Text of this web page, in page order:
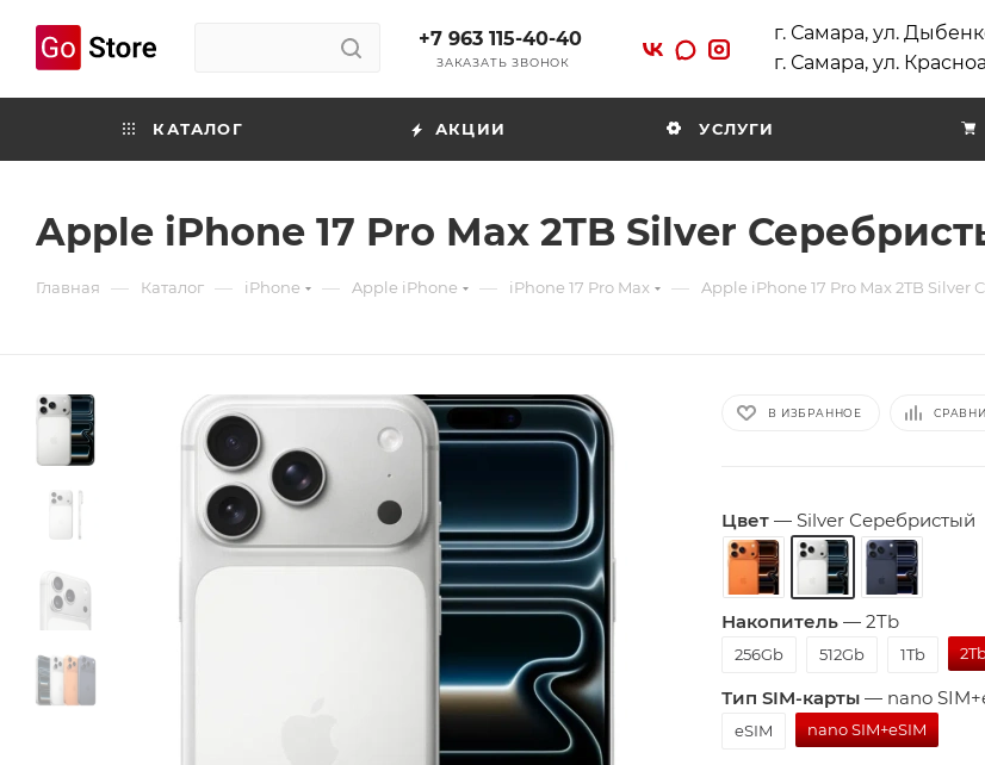
+7 963 115-40-40
ЗАКАЗАТЬ ЗВОНОК
г. Самара, ул.
г. Самара, ул.
КАТАЛОГ АКЦИИ УСЛУГИ
Apple iPhone 17 Pro Max 2TB Silver
Главная — Каталог — iPhone — Apple iPhone — iPhone 17 Pro Max — Apple iPhone 17 Pro Max 2TB Silver
В ИЗБРАННОЕ
Цвет— Silver Серебристый
Накопитель— 2Tb
256Gb 512Gb 1Tb
Тип SIM-карты— nano
eSIM nano SIM+eSIM